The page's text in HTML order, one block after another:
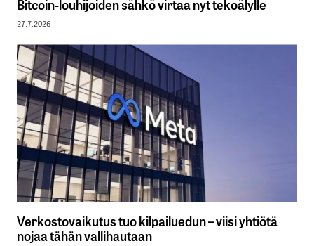
Bitcoin-louhijoiden sähkö virtaa nyt tekoälylle
27.7.2026
Verkostovaikutus tuo kilpailuedun – viisi yhtiötä
nojaa tähän vallihautaan